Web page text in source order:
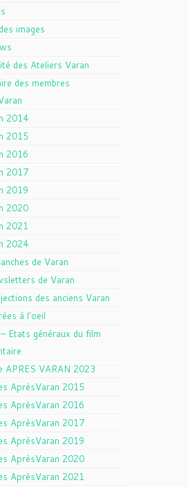
images
des Ateliers Varan
des membres
2014
2015
2016
2017
2019
2020
2021
2024
de Varan
de Varan
des anciens Varan
à l'oeil
Etats généraux du film
APRES VARAN 2023
AprèsVaran 2015
AprèsVaran 2016
AprèsVaran 2017
AprèsVaran 2019
AprèsVaran 2020
AprèsVaran 2021